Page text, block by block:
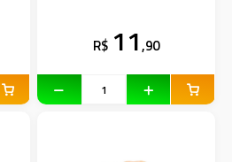
R$ 11,90